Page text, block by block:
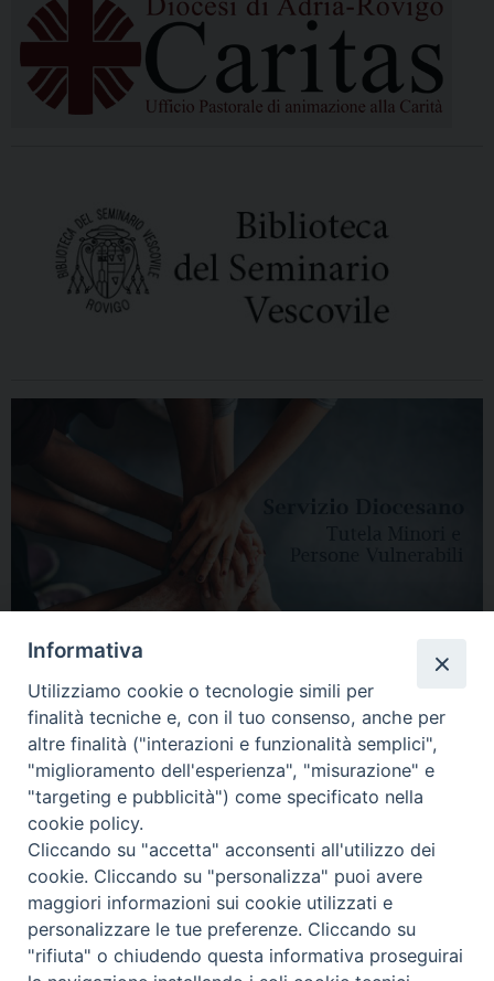
HOME DIOCESI VESCOVO CURIA VESCOVILE NEWS
APPUNTAMENTI CONTATTI SERVIZIO ANTENATI
Copyright © 2018 - 2021Diocesi di Adria Rovigo.All Rights Reserved.
Informativa
Utilizziamo cookie o tecnologie simili per
finalità tecniche e, con il tuo consenso, anche per
altre finalità ("interazioni e funzionalità semplici",
"miglioramento dell'esperienza", "misurazione" e
"targeting e pubblicità") come specificato nella
cookie policy.
Cliccando su "accetta" acconsenti all'utilizzo dei
cookie. Cliccando su "personalizza" puoi avere
maggiori informazioni sui cookie utilizzati e
personalizzare le tue preferenze. Cliccando su
"rifiuta" o chiudendo questa informativa proseguirai